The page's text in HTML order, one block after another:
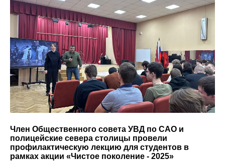
Член Общественного совета УВД по САО и
полицейские севера столицы провели
профилактическую лекцию для студентов в
рамках акции «Чистое поколение - 2025»